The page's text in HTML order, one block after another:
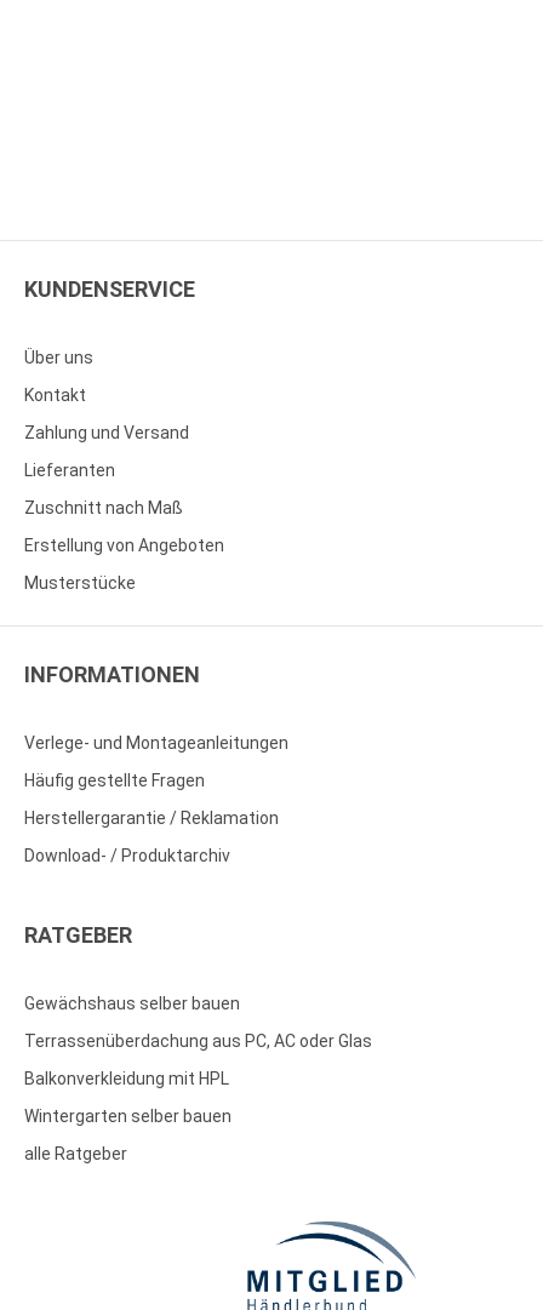
KUNDENSERVICE
Über uns
Kontakt
Zahlung und Versand
Lieferanten
Zuschnitt nach Maß
Erstellung von Angeboten
Musterstücke
INFORMATIONEN
Verlege- und Montageanleitungen
Häufig gestellte Fragen
Herstellergarantie / Reklamation
Download- / Produktarchiv
RATGEBER
Gewächshaus selber bauen
Terrassenüberdachung aus PC, AC oder Glas
Balkonverkleidung mit HPL
Wintergarten selber bauen
alle Ratgeber